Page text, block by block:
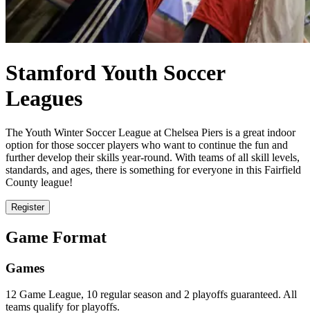
Stamford Youth Soccer
Leagues​​​​‌ ‍ ​‍​‍‌‍ ‌ ​‍‌‍‍‌‌‍‌ ‌‍‍‌‌‍ ‍​‍​‍​ ‍‍​‍​‍‌ ​ ‌‍​‌‌‍ ‍‌‍‍‌‌ ‌​‌ ‍‌​‍ ‍‌‍‍‌‌‍ ​‍​‍​‍ ​​‍​‍‌‍‍​‌ ​‍‌‍‌‌‌‍‌‍​‍​‍​ ‍‍​‍​‍‌‍‍​‌ ‌​‌ ‌​‌ ​​‌ ​ ​ ‍‍​‍ ​‍ ‌‍​ ‌‍‍​‌‍‌‌‌‍ ​‌ ​ ‌‍‌‌‌‍​‌‌ ​​‌‍‍‌‌‍‌‌‌ ​‍‌ ​ ​‍ ‍‌ ​ ‌‍​‌‌‍ ‍‌‍‍‌‌ ‌​‌ ‍‌​‍ ‍‌ ​ ‌ ‌​‌ ‌‌‌‍‌​‌‍‍‌‌‍ ​‍ ‌‍‍‌‌‍ ‍‌ ‌​‌‍‌‌‌‍ ‍‌ ‌​​‍ ‌‍‌‌‌‍‌​‌‍‍‌‌ ‌​​‍ ‌‍ ‌‌‍ ‌‍‌​‌‍‌‌​ ‌‌ ​​‌ ​‍‌‍‌‌‌ ​ ‌‍‌‌‌‍ ‍‌ ‌​‌‍​‌‌ ‌​‌‍‍‌‌‍ ‌‍ ‍​ ‍ ‌‍‍‌‌‍‌​​ ‌​ ‌‌​ ​‌‌‍‌​​ ‌‍​ ​‍​ ​​‌‍​‍​ ​‍​‍ ‌​ ‍‌​ ​​‌‍‌‍‌‍‌​​‍ ‌​ ‌​‌‍‌‍‌‍‌​‌‍​‍​‍ ‌​ ‍‌​ ‍‌‌‍‌​​ ​‍​‍ ‌​ ‌‍‌‍‌‍​ ‌ ​ ​ ‌‍​ ​ ​​​ ‍​​ ‌ ‌‍‌‌​ ‌‍​ ​​​ ​​​ ‍ ‌ ‌​‌ ‍‌‌ ​​‌‍‌‌​ ‌‌‍ ​‌‍‌‌‌‍​‌‌‍‌ ‌ ‌‌‌‍‌‌​ ‍ ‌ ​​‌‍​‌‌ ‌​‌‍‍​​ ‌‌ ​​‌‍​‌‌‍‌ ‌‍‌‌‌​​‍‌ ‌‌‌‍‍‌‌‍ ​‌‍‌​‌‍‌‌‌ ​‍​‍‌‌​ ‌‌‌​​‍‌‌ ‌‍‍ ‌‍‌‌‌ ‍‌​‍‌‌​ ​ ‌​‌​​‍‌‌​ ​ ‌​‌​​‍‌‌​ ​‍​ ​‍‌‍‌​​ ‌ ​ ‌‍​ ​​‌‍​‍‌‍‌​‌‍​ ​ ‌​​ ​ ‌‍‌‍‌‍​‍‌‍​‍​‍‌‌​ ​‍​ ​‍​‍‌‌​ ‌‌‌​‌​​‍ ‍‌‍​ ‌‍ ‌‍ ‍‌ ‌​‌‍‌‌‌‍ ‍‌ ‌​​‍ ‍‌ ‌​‌‍‍‌‌ ‌​‌‍ ​‌‍‌‌​ ‌‍​‍‌‍​‌‌ ​ ‌‍‌‌‌‌‌‌‌ ​‍‌‍ ​​ ‌‌‍‍​‌ ‌​‌ ‌​‌ ​​‌ ​ ​‍‌‌​ ​ ‌​​‌​‍‌‌​ ​‍‌​‌‍​‍‌‌​ ​‍‌​‌‍‌‍​ ‌‍‍​‌‍‌‌‌‍ ​‌ ​ ‌‍‌‌‌‍​‌‌ ​​‌‍‍‌‌‍‌‌‌ ​‍‌ ​ ​‍ ‍‌ ​ ‌‍​‌‌‍ ‍‌‍‍‌‌ ‌​‌ ‍‌​‍ ‍‌ ​ ‌ ‌​‌ ‌‌‌‍‌​‌‍‍‌‌‍ ​‍‌‍‌‍‍‌‌‍‌​​ ‌​ ‌‌​ ​‌‌‍‌​​ ‌‍​ ​‍​ ​​‌‍​‍​ ​‍​‍ ‌​ ‍‌​ ​​‌‍‌‍‌‍‌​​‍ ‌​ ‌​‌‍‌‍‌‍‌​‌‍​‍​‍ ‌​ ‍‌​ ‍‌‌‍‌​​ ​‍​‍ ‌​ ‌‍‌‍‌‍​ ‌ ​ ​ ‌‍​ ​ ​​​ ‍​​ ‌ ‌‍‌‌​ ‌‍​ ​​​ ​​​‍‌‍‌ ‌​‌ ‍‌‌ ​​‌‍‌‌​ ‌‌‍ ​‌‍‌‌‌‍​‌‌‍‌ ‌ ‌‌‌‍‌‌​‍‌‍‌ ​​‌‍​‌‌ ‌​‌‍‍​​ ‌‌ ​​‌‍​‌‌‍‌ ‌‍‌‌‌​​‍‌ ‌‌‌‍‍‌‌‍ ​‌‍‌​‌‍‌‌‌ ​‍​‍‌‌​ ‌‌‌​​‍‌‌ ‌‍‍ ‌‍‌‌‌ ‍‌​‍‌‌​ ​ ‌​‌​​‍‌‌​ ​ ‌​‌​​‍‌‌​ ​‍​ ​‍‌‍‌​​ ‌ ​ ‌‍​ ​​‌‍​‍‌‍‌​‌‍​ ​ ‌​​ ​ ‌‍‌‍‌‍​‍‌‍​‍​‍‌‌​ ​‍​ ​‍​‍‌‌​ ‌‌‌​‌​​‍ ‍‌‍​ ‌‍ ‌‍ ‍‌ ‌​‌‍‌‌‌‍ ‍‌ ‌​​‍ ‍‌ ‌​‌‍‍‌‌ ‌​‌‍ ​‌‍‌‌​‍‌‍‌ ​​‌‍‌‌‌ ​‍‌ ​ ‌ ​​‌‍‌‌‌‍​ ‌ ‌​‌‍‍‌‌ ‌‍‌‍‌‌​ ‌‌ ​​‌ ‌‌‌‍​‍‌‍ ​‌‍‍‌‌ ​ ‌‍‍​‌‍‌‌‌‍‌​​‍​‍‌ ‌
The Youth Winter Soccer League at Chelsea Piers is a great indoor
option for those soccer players who want to continue the fun and
further develop their skills year-round. With teams of all skill levels,
standards, and ages, there is something for everyone in this Fairfield
County league!​​​​‌ ‍ ​‍​‍‌‍ ‌ ​‍‌‍‍‌‌‍‌ ‌‍‍‌‌‍ ‍​‍​‍​ ‍‍​‍​‍‌ ​ ‌‍​‌‌‍ ‍‌‍‍‌‌ ‌​‌ ‍‌​‍ ‍‌‍‍‌‌‍ ​‍​‍​‍ ​​‍​‍‌‍‍​‌ ​‍‌‍‌‌‌‍‌‍​‍​‍​ ‍‍​‍​‍‌‍‍​‌ ‌​‌ ‌​‌ ​​‌ ​ ​ ‍‍​‍ ​‍ ‌‍​ ‌‍‍​‌‍‌‌‌‍ ​‌ ​ ‌‍‌‌‌‍​‌‌ ​​‌‍‍‌‌‍‌‌‌ ​‍‌ ​ ​‍ ‍‌ ​ ‌‍​‌‌‍ ‍‌‍‍‌‌ ‌​‌ ‍‌​‍ ‍‌ ​ ‌ ‌​‌ ‌‌‌‍‌​‌‍‍‌‌‍ ​‍ ‌‍‍‌‌‍ ‍‌ ‌​‌‍‌‌‌‍ ‍‌ ‌​​‍ ‌‍‌‌‌‍‌​‌‍‍‌‌ ‌​​‍ ‌‍ ‌‌‍ ‌‍‌​‌‍‌‌​ ‌‌ ​​‌ ​‍‌‍‌‌‌ ​ ‌‍‌‌‌‍ ‍‌ ‌​‌‍​‌‌ ‌​‌‍‍‌‌‍ ‌‍ ‍​ ‍ ‌‍‍‌‌‍‌​​ ‌​ ‌‌​ ​‌‌‍‌​​ ‌‍​ ​‍​ ​​‌‍​‍​ ​‍​‍ ‌​ ‍‌​ ​​‌‍‌‍‌‍‌​​‍ ‌​ ‌​‌‍‌‍‌‍‌​‌‍​‍​‍ ‌​ ‍‌​ ‍‌‌‍‌​​ ​‍​‍ ‌​ ‌‍‌‍‌‍​ ‌ ​ ​ ‌‍​ ​ ​​​ ‍​​ ‌ ‌‍‌‌​ ‌‍​ ​​​ ​​​ ‍ ‌ ‌​‌ ‍‌‌ ​​‌‍‌‌​ ‌‌‍ ​‌‍‌‌‌‍​‌‌‍‌ ‌ ‌‌‌‍‌‌​ ‍ ‌ ​​‌‍​‌‌ ‌​‌‍‍​​ ‌‌ ​​‌‍​‌‌‍‌ ‌‍‌‌‌​​‍‌ ‌‌‌‍‍‌‌‍ ​‌‍‌​‌‍‌‌‌ ​‍​‍‌‌​ ‌‌‌​​‍‌‌ ‌‍‍ ‌‍‌‌‌ ‍‌​‍‌‌​ ​ ‌​‌​​‍‌‌​ ​ ‌​‌​​‍‌‌​ ​‍​ ​‍‌‍‌​​ ‌ ​ ‌‍​ ​​‌‍​‍‌‍‌​‌‍​ ​ ‌​​ ​ ‌‍‌‍‌‍​‍‌‍​‍​‍‌‌​ ​‍​ ​‍​‍‌‌​ ‌‌‌​‌​​‍ ‍‌‍​ ‌‍ ‌‍ ‍‌ ‌​‌‍‌‌‌‍ ‍‌ ‌​​‍ ‍‌‍‌​‌‍‌‌‌ ​ ‌‍​ ‌ ​‍‌‍‍‌‌ ​​‌ ‌​‌‍‍‌‌‍ ‌‍ ‍​ ‌‍​‍‌‍​‌‌ ​ ‌‍‌‌‌‌‌‌‌ ​‍‌‍ ​​ ‌‌‍‍​‌ ‌​‌ ‌​‌ ​​‌ ​ ​‍‌‌​ ​ ‌​​‌​‍‌‌​ ​‍‌​‌‍​‍‌‌​ ​‍‌​‌‍‌‍​ ‌‍‍​‌‍‌‌‌‍ ​‌ ​ ‌‍‌‌‌‍​‌‌ ​​‌‍‍‌‌‍‌‌‌ ​‍‌ ​ ​‍ ‍‌ ​ ‌‍​‌‌‍ ‍‌‍‍‌‌ ‌​‌ ‍‌​‍ ‍‌ ​ ‌ ‌​‌ ‌‌‌‍‌​‌‍‍‌‌‍ ​‍‌‍‌‍‍‌‌‍‌​​ ‌​ ‌‌​ ​‌‌‍‌​​ ‌‍​ ​‍​ ​​‌‍​‍​ ​‍​‍ ‌​ ‍‌​ ​​‌‍‌‍‌‍‌​​‍ ‌​ ‌​‌‍‌‍‌‍‌​‌‍​‍​‍ ‌​ ‍‌​ ‍‌‌‍‌​​ ​‍​‍ ‌​ ‌‍‌‍‌‍​ ‌ ​ ​ ‌‍​ ​ ​​​ ‍​​ ‌ ‌‍‌‌​ ‌‍​ ​​​ ​​​‍‌‍‌ ‌​‌ ‍‌‌ ​​‌‍‌‌​ ‌‌‍ ​‌‍‌‌‌‍​‌‌‍‌ ‌ ‌‌‌‍‌‌​‍‌‍‌ ​​‌‍​‌‌ ‌​‌‍‍​​ ‌‌ ​​‌‍​‌‌‍‌ ‌‍‌‌‌​​‍‌ ‌‌‌‍‍‌‌‍ ​‌‍‌​‌‍‌‌‌ ​‍​‍‌‌​ ‌‌‌​​‍‌‌ ‌‍‍ ‌‍‌‌‌ ‍‌​‍‌‌​ ​ ‌​‌​​‍‌‌​ ​ ‌​‌​​‍‌‌​ ​‍​ ​‍‌‍‌​​ ‌ ​ ‌‍​ ​​‌‍​‍‌‍‌​‌‍​ ​ ‌​​ ​ ‌‍‌‍‌‍​‍‌‍​‍​‍‌‌​ ​‍​ ​‍​‍‌‌​ ‌‌‌​‌​​‍ ‍‌‍​ ‌‍ ‌‍ ‍‌ ‌​‌‍‌‌‌‍ ‍‌ ‌​​‍ ‍‌‍‌​‌‍‌‌‌ ​ ‌‍​ ‌ ​‍‌‍‍‌‌ ​​‌ ‌​‌‍‍‌‌‍ ‌‍ ‍​‍‌‍‌ ​​‌‍‌‌‌ ​‍‌ ​ ‌ ​​‌‍‌‌‌‍​ ‌ ‌​‌‍‍‌‌ ‌‍‌‍‌‌​ ‌‌ ​​‌ ‌‌‌‍​‍‌‍ ​‌‍‍‌‌ ​ ‌‍‍​‌‍‌‌‌‍‌​​‍​‍‌ ‌
Register​​​​‌ ‍ ​‍​‍‌‍ ‌ ​‍‌‍‍‌‌‍‌ ‌‍‍‌‌‍ ‍​‍​‍​ ‍‍​‍​‍‌ ​ ‌‍​‌‌‍ ‍‌‍‍‌‌ ‌​‌ ‍‌​‍ ‍‌‍‍‌‌‍ ​‍​‍​‍ ​​‍​‍‌‍‍​‌ ​‍‌‍‌‌‌‍‌‍​‍​‍​ ‍‍​‍​‍‌‍‍​‌ ‌​‌ ‌​‌ ​​‌ ​ ​ ‍‍​‍ ​‍ ‌‍​ ‌‍‍​‌‍‌‌‌‍ ​‌ ​ ‌‍‌‌‌‍​‌‌ ​​‌‍‍‌‌‍‌‌‌ ​‍‌ ​ ​‍ ‍‌ ​ ‌‍​‌‌‍ ‍‌‍‍‌‌ ‌​‌ ‍‌​‍ ‍‌ ​ ‌ ‌​‌ ‌‌‌‍‌​‌‍‍‌‌‍ ​‍ ‌‍‍‌‌‍ ‍‌ ‌​‌‍‌‌‌‍ ‍‌ ‌​​‍ ‌‍‌‌‌‍‌​‌‍‍‌‌ ‌​​‍ ‌‍ ‌‌‍ ‌‍‌​‌‍‌‌​ ‌‌ ​​‌ ​‍‌‍‌‌‌ ​ ‌‍‌‌‌‍ ‍‌ ‌​‌‍​‌‌ ‌​‌‍‍‌‌‍ ‌‍ ‍​ ‍ ‌‍‍‌‌‍‌​​ ‌​ ‌‌​ ​‌‌‍‌​​ ‌‍​ ​‍​ ​​‌‍​‍​ ​‍​‍ ‌​ ‍‌​ ​​‌‍‌‍‌‍‌​​‍ ‌​ ‌​‌‍‌‍‌‍‌​‌‍​‍​‍ ‌​ ‍‌​ ‍‌‌‍‌​​ ​‍​‍ ‌​ ‌‍‌‍‌‍​ ‌ ​ ​ ‌‍​ ​ ​​​ ‍​​ ‌ ‌‍‌‌​ ‌‍​ ​​​ ​​​ ‍ ‌ ‌​‌ ‍‌‌ ​​‌‍‌‌​ ‌‌‍ ​‌‍‌‌‌‍​‌‌‍‌ ‌ ‌‌‌‍‌‌​ ‍ ‌ ​​‌‍​‌‌ ‌​‌‍‍​​ ‌‌ ​​‌‍​‌‌‍‌ ‌‍‌‌‌​​‍‌ ‌‌‌‍‍‌‌‍ ​‌‍‌​‌‍‌‌‌ ​‍​‍‌‌​ ‌‌‌​​‍‌‌ ‌‍‍ ‌‍‌‌‌ ‍‌​‍‌‌​ ​ ‌​‌​​‍‌‌​ ​ ‌​‌​​‍‌‌​ ​‍​ ​‍‌‍‌​​ ‌ ​ ‌‍​ ​​‌‍​‍‌‍‌​‌‍​ ​ ‌​​ ​ ‌‍‌‍‌‍​‍‌‍​‍​‍‌‌​ ​‍​ ​‍​‍‌‌​ ‌‌‌​‌​​‍ ‍‌‍​ ‌‍ ‌‍ ‍‌ ‌​‌‍‌‌‌‍ ‍‌ ‌​​‍ ‍‌‍​ ‌ ‌​‌‍​‌​‍ ‍‌‍ ​‌‍​‌‌‍​‍‌‍‌‌‌‍ ​​ ‌‍​‍‌‍​‌‌ ​ ‌‍‌‌‌‌‌‌‌ ​‍‌‍ ​​ ‌‌‍‍​‌ ‌​‌ ‌​‌ ​​‌ ​ ​‍‌‌​ ​ ‌​​‌​‍‌‌​ ​‍‌​‌‍​‍‌‌​ ​‍‌​‌‍‌‍​ ‌‍‍​‌‍‌‌‌‍ ​‌ ​ ‌‍‌‌‌‍​‌‌ ​​‌‍‍‌‌‍‌‌‌ ​‍‌ ​ ​‍ ‍‌ ​ ‌‍​‌‌‍ ‍‌‍‍‌‌ ‌​‌ ‍‌​‍ ‍‌ ​ ‌ ‌​‌ ‌‌‌‍‌​‌‍‍‌‌‍ ​‍‌‍‌‍‍‌‌‍‌​​ ‌​ ‌‌​ ​‌‌‍‌​​ ‌‍​ ​‍​ ​​‌‍​‍​ ​‍​‍ ‌​ ‍‌​ ​​‌‍‌‍‌‍‌​​‍ ‌​ ‌​‌‍‌‍‌‍‌​‌‍​‍​‍ ‌​ ‍‌​ ‍‌‌‍‌​​ ​‍​‍ ‌​ ‌‍‌‍‌‍​ ‌ ​ ​ ‌‍​ ​ ​​​ ‍​​ ‌ ‌‍‌‌​ ‌‍​ ​​​ ​​​‍‌‍‌ ‌​‌ ‍‌‌ ​​‌‍‌‌​ ‌‌‍ ​‌‍‌‌‌‍​‌‌‍‌ ‌ ‌‌‌‍‌‌​‍‌‍‌ ​​‌‍​‌‌ ‌​‌‍‍​​ ‌‌ ​​‌‍​‌‌‍‌ ‌‍‌‌‌​​‍‌ ‌‌‌‍‍‌‌‍ ​‌‍‌​‌‍‌‌‌ ​‍​‍‌‌​ ‌‌‌​​‍‌‌ ‌‍‍ ‌‍‌‌‌ ‍‌​‍‌‌​ ​ ‌​‌​​‍‌‌​ ​ ‌​‌​​‍‌‌​ ​‍​ ​‍‌‍‌​​ ‌ ​ ‌‍​ ​​‌‍​‍‌‍‌​‌‍​ ​ ‌​​ ​ ‌‍‌‍‌‍​‍‌‍​‍​‍‌‌​ ​‍​ ​‍​‍‌‌​ ‌‌‌​‌​​‍ ‍‌‍​ ‌‍ ‌‍ ‍‌ ‌​‌‍‌‌‌‍ ‍‌ ‌​​‍ ‍‌‍​ ‌ ‌​‌‍​‌​‍ ‍‌‍ ​‌‍​‌‌‍​‍‌‍‌‌‌‍ ​​‍‌‍‌ ​​‌‍‌‌‌ ​‍‌ ​ ‌ ​​‌‍‌‌‌‍​ ‌ ‌​‌‍‍‌‌ ‌‍‌‍‌‌​ ‌‌ ​​‌ ‌‌‌‍​‍‌‍ ​‌‍‍‌‌ ​ ‌‍‍​‌‍‌‌‌‍‌​​‍​‍‌ ‌
Game Format​​​​‌ ‍ ​‍​‍‌‍ ‌ ​‍‌‍‍‌‌‍‌ ‌‍‍‌‌‍ ‍​‍​‍​ ‍‍​‍​‍‌ ​ ‌‍​‌‌‍ ‍‌‍‍‌‌ ‌​‌ ‍‌​‍ ‍‌‍‍‌‌‍ ​‍​‍​‍ ​​‍​‍‌‍‍​‌ ​‍‌‍‌‌‌‍‌‍​‍​‍​ ‍‍​‍​‍‌‍‍​‌ ‌​‌ ‌​‌ ​​‌ ​ ​ ‍‍​‍ ​‍ ‌‍​ ‌‍‍​‌‍‌‌‌‍ ​‌ ​ ‌‍‌‌‌‍​‌‌ ​​‌‍‍‌‌‍‌‌‌ ​‍‌ ​ ​‍ ‍‌ ​ ‌‍​‌‌‍ ‍‌‍‍‌‌ ‌​‌ ‍‌​‍ ‍‌ ​ ‌ ‌​‌ ‌‌‌‍‌​‌‍‍‌‌‍ ​‍ ‌‍‍‌‌‍ ‍‌ ‌​‌‍‌‌‌‍ ‍‌ ‌​​‍ ‌‍‌‌‌‍‌​‌‍‍‌‌ ‌​​‍ ‌‍ ‌‌‍ ‌‍‌​‌‍‌‌​ ‌‌ ​​‌ ​‍‌‍‌‌‌ ​ ‌‍‌‌‌‍ ‍‌ ‌​‌‍​‌‌ ‌​‌‍‍‌‌‍ ‌‍ ‍​ ‍ ‌‍‍‌‌‍‌​​ ‌​ ‌‌​ ​‌‌‍‌​​ ‌‍​ ​‍​ ​​‌‍​‍​ ​‍​‍ ‌​ ‍‌​ ​​‌‍‌‍‌‍‌​​‍ ‌​ ‌​‌‍‌‍‌‍‌​‌‍​‍​‍ ‌​ ‍‌​ ‍‌‌‍‌​​ ​‍​‍ ‌​ ‌‍‌‍‌‍​ ‌ ​ ​ ‌‍​ ​ ​​​ ‍​​ ‌ ‌‍‌‌​ ‌‍​ ​​​ ​​​ ‍ ‌ ‌​‌ ‍‌‌ ​​‌‍‌‌​ ‌‌‍ ​‌‍‌‌‌‍​‌‌‍‌ ‌ ‌‌‌‍‌‌​ ‍ ‌ ​​‌‍​‌‌ ‌​‌‍‍​​ ‌‌ ​​‌‍​‌‌‍‌ ‌‍‌‌‌​​‍‌ ‌‌‌‍‍‌‌‍ ​‌‍‌​‌‍‌‌‌ ​‍​‍‌‌​ ‌‌‌​​‍‌‌ ‌‍‍ ‌‍‌‌‌ ‍‌​‍‌‌​ ​ ‌​‌​​‍‌‌​ ​ ‌​‌​​‍‌‌​ ​‍​ ​‍‌‍​‌​ ‍​​ ​‍‌‍​‍‌‍‌​‌‍‌​​ ​​​ ‌‍​ ‌ ​ ‍‌​ ‌ ​ ​​​‍‌‌​ ​‍​ ​‍​‍‌‌​ ‌‌‌​‌​​‍ ‍‌ ‌​‌‍‍‌‌ ‌​‌‍ ​‌‍‌‌​ ‌‍​‍‌‍​‌‌ ​ ‌‍‌‌‌‌‌‌‌ ​‍‌‍ ​​ ‌‌‍‍​‌ ‌​‌ ‌​‌ ​​‌ ​ ​‍‌‌​ ​ ‌​​‌​‍‌‌​ ​‍‌​‌‍​‍‌‌​ ​‍‌​‌‍‌‍​ ‌‍‍​‌‍‌‌‌‍ ​‌ ​ ‌‍‌‌‌‍​‌‌ ​​‌‍‍‌‌‍‌‌‌ ​‍‌ ​ ​‍ ‍‌ ​ ‌‍​‌‌‍ ‍‌‍‍‌‌ ‌​‌ ‍‌​‍ ‍‌ ​ ‌ ‌​‌ ‌‌‌‍‌​‌‍‍‌‌‍ ​‍‌‍‌‍‍‌‌‍‌​​ ‌​ ‌‌​ ​‌‌‍‌​​ ‌‍​ ​‍​ ​​‌‍​‍​ ​‍​‍ ‌​ ‍‌​ ​​‌‍‌‍‌‍‌​​‍ ‌​ ‌​‌‍‌‍‌‍‌​‌‍​‍​‍ ‌​ ‍‌​ ‍‌‌‍‌​​ ​‍​‍ ‌​ ‌‍‌‍‌‍​ ‌ ​ ​ ‌‍​ ​ ​​​ ‍​​ ‌ ‌‍‌‌​ ‌‍​ ​​​ ​​​‍‌‍‌ ‌​‌ ‍‌‌ ​​‌‍‌‌​ ‌‌‍ ​‌‍‌‌‌‍​‌‌‍‌ ‌ ‌‌‌‍‌‌​‍‌‍‌ ​​‌‍​‌‌ ‌​‌‍‍​​ ‌‌ ​​‌‍​‌‌‍‌ ‌‍‌‌‌​​‍‌ ‌‌‌‍‍‌‌‍ ​‌‍‌​‌‍‌‌‌ ​‍​‍‌‌​ ‌‌‌​​‍‌‌ ‌‍‍ ‌‍‌‌‌ ‍‌​‍‌‌​ ​ ‌​‌​​‍‌‌​ ​ ‌​‌​​‍‌‌​ ​‍​ ​‍‌‍​‌​ ‍​​ ​‍‌‍​‍‌‍‌​‌‍‌​​ ​​​ ‌‍​ ‌ ​ ‍‌​ ‌ ​ ​​​‍‌‌​ ​‍​ ​‍​‍‌‌​ ‌‌‌​‌​​‍ ‍‌ ‌​‌‍‍‌‌ ‌​‌‍ ​‌‍‌‌​‍‌‍‌ ​​‌‍‌‌‌ ​‍‌ ​ ‌ ​​‌‍‌‌‌‍​ ‌ ‌​‌‍‍‌‌ ‌‍‌‍‌‌​ ‌‌ ​​‌ ‌‌‌‍​‍‌‍ ​‌‍‍‌‌ ​ ‌‍‍​‌‍‌‌‌‍‌​​‍​‍‌ ‌
Games​​​​‌ ‍ ​‍​‍‌‍ ‌ ​‍‌‍‍‌‌‍‌ ‌‍‍‌‌‍ ‍​‍​‍​ ‍‍​‍​‍‌ ​ ‌‍​‌‌‍ ‍‌‍‍‌‌ ‌​‌ ‍‌​‍ ‍‌‍‍‌‌‍ ​‍​‍​‍ ​​‍​‍‌‍‍​‌ ​‍‌‍‌‌‌‍‌‍​‍​‍​ ‍‍​‍​‍‌‍‍​‌ ‌​‌ ‌​‌ ​​‌ ​ ​ ‍‍​‍ ​‍ ‌‍​ ‌‍‍​‌‍‌‌‌‍ ​‌ ​ ‌‍‌‌‌‍​‌‌ ​​‌‍‍‌‌‍‌‌‌ ​‍‌ ​ ​‍ ‍‌ ​ ‌‍​‌‌‍ ‍‌‍‍‌‌ ‌​‌ ‍‌​‍ ‍‌ ​ ‌ ‌​‌ ‌‌‌‍‌​‌‍‍‌‌‍ ​‍ ‌‍‍‌‌‍ ‍‌ ‌​‌‍‌‌‌‍ ‍‌ ‌​​‍ ‌‍‌‌‌‍‌​‌‍‍‌‌ ‌​​‍ ‌‍ ‌‌‍ ‌‍‌​‌‍‌‌​ ‌‌ ​​‌ ​‍‌‍‌‌‌ ​ ‌‍‌‌‌‍ ‍‌ ‌​‌‍​‌‌ ‌​‌‍‍‌‌‍ ‌‍ ‍​ ‍ ‌‍‍‌‌‍‌​​ ‌​ ‌‌​ ​‌‌‍‌​​ ‌‍​ ​‍​ ​​‌‍​‍​ ​‍​‍ ‌​ ‍‌​ ​​‌‍‌‍‌‍‌​​‍ ‌​ ‌​‌‍‌‍‌‍‌​‌‍​‍​‍ ‌​ ‍‌​ ‍‌‌‍‌​​ ​‍​‍ ‌​ ‌‍‌‍‌‍​ ‌ ​ ​ ‌‍​ ​ ​​​ ‍​​ ‌ ‌‍‌‌​ ‌‍​ ​​​ ​​​ ‍ ‌ ‌​‌ ‍‌‌ ​​‌‍‌‌​ ‌‌‍ ​‌‍‌‌‌‍​‌‌‍‌ ‌ ‌‌‌‍‌‌​ ‍ ‌ ​​‌‍​‌‌ ‌​‌‍‍​​ ‌‌ ​​‌‍​‌‌‍‌ ‌‍‌‌‌​​‍‌ ‌‌‌‍‍‌‌‍ ​‌‍‌​‌‍‌‌‌ ​‍​‍‌‌​ ‌‌‌​​‍‌‌ ‌‍‍ ‌‍‌‌‌ ‍‌​‍‌‌​ ​ ‌​‌​​‍‌‌​ ​ ‌​‌​​‍‌‌​ ​‍​ ​‍‌‍​‌​ ‍​​ ​‍‌‍​‍‌‍‌​‌‍‌​​ ​​​ ‌‍​ ‌ ​ ‍‌​ ‌ ​ ​​​‍‌‌​ ​‍​ ​‍​‍‌‌​ ‌‌‌​‌​​‍ ‍‌ ​ ‌ ‌​‌‍‌‌‌ ​​‌ ​ ​‍‌‌​ ‌‌‌​​‍‌‌ ‌‍‍ ‌‍‌‌‌ ‍‌​‍‌‌​ ​ ‌​‌​​‍‌‌​ ​ ‌​‌​​‍‌‌​ ​‍​ ​‍‌‍​‍‌‍‌​​ ​‌​ ‍‌‌‍​‌​ ‌‍​ ‌​​ ​‌‌‍‌‌​ ​ ​ ‌​​ ​‍​‍‌‌​ ​‍​ ​‍​‍‌‌​ ‌‌‌​‌​​‍ ‍‌ ‌​‌‍‍‌‌ ‌​‌‍ ​‌‍‌‌​ ‌‍​‍‌‍​‌‌ ​ ‌‍‌‌‌‌‌‌‌ ​‍‌‍ ​​ ‌‌‍‍​‌ ‌​‌ ‌​‌ ​​‌ ​ ​‍‌‌​ ​ ‌​​‌​‍‌‌​ ​‍‌​‌‍​‍‌‌​ ​‍‌​‌‍‌‍​ ‌‍‍​‌‍‌‌‌‍ ​‌ ​ ‌‍‌‌‌‍​‌‌ ​​‌‍‍‌‌‍‌‌‌ ​‍‌ ​ ​‍ ‍‌ ​ ‌‍​‌‌‍ ‍‌‍‍‌‌ ‌​‌ ‍‌​‍ ‍‌ ​ ‌ ‌​‌ ‌‌‌‍‌​‌‍‍‌‌‍ ​‍‌‍‌‍‍‌‌‍‌​​ ‌​ ‌‌​ ​‌‌‍‌​​ ‌‍​ ​‍​ ​​‌‍​‍​ ​‍​‍ ‌​ ‍‌​ ​​‌‍‌‍‌‍‌​​‍ ‌​ ‌​‌‍‌‍‌‍‌​‌‍​‍​‍ ‌​ ‍‌​ ‍‌‌‍‌​​ ​‍​‍ ‌​ ‌‍‌‍‌‍​ ‌ ​ ​ ‌‍​ ​ ​​​ ‍​​ ‌ ‌‍‌‌​ ‌‍​ ​​​ ​​​‍‌‍‌ ‌​‌ ‍‌‌ ​​‌‍‌‌​ ‌‌‍ ​‌‍‌‌‌‍​‌‌‍‌ ‌ ‌‌‌‍‌‌​‍‌‍‌ ​​‌‍​‌‌ ‌​‌‍‍​​ ‌‌ ​​‌‍​‌‌‍‌ ‌‍‌‌‌​​‍‌ ‌‌‌‍‍‌‌‍ ​‌‍‌​‌‍‌‌‌ ​‍​‍‌‌​ ‌‌‌​​‍‌‌ ‌‍‍ ‌‍‌‌‌ ‍‌​‍‌‌​ ​ ‌​‌​​‍‌‌​ ​ ‌​‌​​‍‌‌​ ​‍​ ​‍‌‍​‌​ ‍​​ ​‍‌‍​‍‌‍‌​‌‍‌​​ ​​​ ‌‍​ ‌ ​ ‍‌​ ‌ ​ ​​​‍‌‌​ ​‍​ ​‍​‍‌‌​ ‌‌‌​‌​​‍ ‍‌ ​ ‌ ‌​‌‍‌‌‌ ​​‌ ​ ​‍‌‌​ ‌‌‌​​‍‌‌ ‌‍‍ ‌‍‌‌‌ ‍‌​‍‌‌​ ​ ‌​‌​​‍‌‌​ ​ ‌​‌​​‍‌‌​ ​‍​ ​‍‌‍​‍‌‍‌​​ ​‌​ ‍‌‌‍​‌​ ‌‍​ ‌​​ ​‌‌‍‌‌​ ​ ​ ‌​​ ​‍​‍‌‌​ ​‍​ ​‍​‍‌‌​ ‌‌‌​‌​​‍ ‍‌ ‌​‌‍‍‌‌ ‌​‌‍ ​‌‍‌‌​‍‌‍‌ ​​‌‍‌‌‌ ​‍‌ ​ ‌ ​​‌‍‌‌‌‍​ ‌ ‌​‌‍‍‌‌ ‌‍‌‍‌‌​ ‌‌ ​​‌ ‌‌‌‍​‍‌‍ ​‌‍‍‌‌ ​ ‌‍‍​‌‍‌‌‌‍‌​​‍​‍‌ ‌
12 Game League, 10 regular season and 2 playoffs guaranteed. All
teams qualify for playoffs.​​​​‌ ‍ ​‍​‍‌‍ ‌ ​‍‌‍‍‌‌‍‌ ‌‍‍‌‌‍ ‍​‍​‍​ ‍‍​‍​‍‌ ​ ‌‍​‌‌‍ ‍‌‍‍‌‌ ‌​‌ ‍‌​‍ ‍‌‍‍‌‌‍ ​‍​‍​‍ ​​‍​‍‌‍‍​‌ ​‍‌‍‌‌‌‍‌‍​‍​‍​ ‍‍​‍​‍‌‍‍​‌ ‌​‌ ‌​‌ ​​‌ ​ ​ ‍‍​‍ ​‍ ‌‍​ ‌‍‍​‌‍‌‌‌‍ ​‌ ​ ‌‍‌‌‌‍​‌‌ ​​‌‍‍‌‌‍‌‌‌ ​‍‌ ​ ​‍ ‍‌ ​ ‌‍​‌‌‍ ‍‌‍‍‌‌ ‌​‌ ‍‌​‍ ‍‌ ​ ‌ ‌​‌ ‌‌‌‍‌​‌‍‍‌‌‍ ​‍ ‌‍‍‌‌‍ ‍‌ ‌​‌‍‌‌‌‍ ‍‌ ‌​​‍ ‌‍‌‌‌‍‌​‌‍‍‌‌ ‌​​‍ ‌‍ ‌‌‍ ‌‍‌​‌‍‌‌​ ‌‌ ​​‌ ​‍‌‍‌‌‌ ​ ‌‍‌‌‌‍ ‍‌ ‌​‌‍​‌‌ ‌​‌‍‍‌‌‍ ‌‍ ‍​ ‍ ‌‍‍‌‌‍‌​​ ‌​ ‌‌​ ​‌‌‍‌​​ ‌‍​ ​‍​ ​​‌‍​‍​ ​‍​‍ ‌​ ‍‌​ ​​‌‍‌‍‌‍‌​​‍ ‌​ ‌​‌‍‌‍‌‍‌​‌‍​‍​‍ ‌​ ‍‌​ ‍‌‌‍‌​​ ​‍​‍ ‌​ ‌‍‌‍‌‍​ ‌ ​ ​ ‌‍​ ​ ​​​ ‍​​ ‌ ‌‍‌‌​ ‌‍​ ​​​ ​​​ ‍ ‌ ‌​‌ ‍‌‌ ​​‌‍‌‌​ ‌‌‍ ​‌‍‌‌‌‍​‌‌‍‌ ‌ ‌‌‌‍‌‌​ ‍ ‌ ​​‌‍​‌‌ ‌​‌‍‍​​ ‌‌ ​​‌‍​‌‌‍‌ ‌‍‌‌‌​​‍‌ ‌‌‌‍‍‌‌‍ ​‌‍‌​‌‍‌‌‌ ​‍​‍‌‌​ ‌‌‌​​‍‌‌ ‌‍‍ ‌‍‌‌‌ ‍‌​‍‌‌​ ​ ‌​‌​​‍‌‌​ ​ ‌​‌​​‍‌‌​ ​‍​ ​‍‌‍​‌​ ‍​​ ​‍‌‍​‍‌‍‌​‌‍‌​​ ​​​ ‌‍​ ‌ ​ ‍‌​ ‌ ​ ​​​‍‌‌​ ​‍​ ​‍​‍‌‌​ ‌‌‌​‌​​‍ ‍‌ ​ ‌ ‌​‌‍‌‌‌ ​​‌ ​ ​‍‌‌​ ‌‌‌​​‍‌‌ ‌‍‍ ‌‍‌‌‌ ‍‌​‍‌‌​ ​ ‌​‌​​‍‌‌​ ​ ‌​‌​​‍‌‌​ ​‍​ ​‍‌‍​‍‌‍‌​​ ​‌​ ‍‌‌‍​‌​ ‌‍​ ‌​​ ​‌‌‍‌‌​ ​ ​ ‌​​ ​‍​‍‌‌​ ​‍​ ​‍​‍‌‌​ ‌‌‌​‌​​‍ ‍‌‍‌​‌‍‌‌‌ ​ ‌‍​ ‌ ​‍‌‍‍‌‌ ​​‌ ‌​‌‍‍‌‌‍ ‌‍ ‍​ ‌‍​‍‌‍​‌‌ ​ ‌‍‌‌‌‌‌‌‌ ​‍‌‍ ​​ ‌‌‍‍​‌ ‌​‌ ‌​‌ ​​‌ ​ ​‍‌‌​ ​ ‌​​‌​‍‌‌​ ​‍‌​‌‍​‍‌‌​ ​‍‌​‌‍‌‍​ ‌‍‍​‌‍‌‌‌‍ ​‌ ​ ‌‍‌‌‌‍​‌‌ ​​‌‍‍‌‌‍‌‌‌ ​‍‌ ​ ​‍ ‍‌ ​ ‌‍​‌‌‍ ‍‌‍‍‌‌ ‌​‌ ‍‌​‍ ‍‌ ​ ‌ ‌​‌ ‌‌‌‍‌​‌‍‍‌‌‍ ​‍‌‍‌‍‍‌‌‍‌​​ ‌​ ‌‌​ ​‌‌‍‌​​ ‌‍​ ​‍​ ​​‌‍​‍​ ​‍​‍ ‌​ ‍‌​ ​​‌‍‌‍‌‍‌​​‍ ‌​ ‌​‌‍‌‍‌‍‌​‌‍​‍​‍ ‌​ ‍‌​ ‍‌‌‍‌​​ ​‍​‍ ‌​ ‌‍‌‍‌‍​ ‌ ​ ​ ‌‍​ ​ ​​​ ‍​​ ‌ ‌‍‌‌​ ‌‍​ ​​​ ​​​‍‌‍‌ ‌​‌ ‍‌‌ ​​‌‍‌‌​ ‌‌‍ ​‌‍‌‌‌‍​‌‌‍‌ ‌ ‌‌‌‍‌‌​‍‌‍‌ ​​‌‍​‌‌ ‌​‌‍‍​​ ‌‌ ​​‌‍​‌‌‍‌ ‌‍‌‌‌​​‍‌ ‌‌‌‍‍‌‌‍ ​‌‍‌​‌‍‌‌‌ ​‍​‍‌‌​ ‌‌‌​​‍‌‌ ‌‍‍ ‌‍‌‌‌ ‍‌​‍‌‌​ ​ ‌​‌​​‍‌‌​ ​ ‌​‌​​‍‌‌​ ​‍​ ​‍‌‍​‌​ ‍​​ ​‍‌‍​‍‌‍‌​‌‍‌​​ ​​​ ‌‍​ ‌ ​ ‍‌​ ‌ ​ ​​​‍‌‌​ ​‍​ ​‍​‍‌‌​ ‌‌‌​‌​​‍ ‍‌ ​ ‌ ‌​‌‍‌‌‌ ​​‌ ​ ​‍‌‌​ ‌‌‌​​‍‌‌ ‌‍‍ ‌‍‌‌‌ ‍‌​‍‌‌​ ​ ‌​‌​​‍‌‌​ ​ ‌​‌​​‍‌‌​ ​‍​ ​‍‌‍​‍‌‍‌​​ ​‌​ ‍‌‌‍​‌​ ‌‍​ ‌​​ ​‌‌‍‌‌​ ​ ​ ‌​​ ​‍​‍‌‌​ ​‍​ ​‍​‍‌‌​ ‌‌‌​‌​​‍ ‍‌‍‌​‌‍‌‌‌ ​ ‌‍​ ‌ ​‍‌‍‍‌‌ ​​‌ ‌​‌‍‍‌‌‍ ‌‍ ‍​‍‌‍‌ ​​‌‍‌‌‌ ​‍‌ ​ ‌ ​​‌‍‌‌‌‍​ ‌ ‌​‌‍‍‌‌ ‌‍‌‍‌‌​ ‌‌ ​​‌ ‌‌‌‍​‍‌‍ ​‌‍‍‌‌ ​ ‌‍‍​‌‍‌‌‌‍‌​​‍​‍‌ ‌